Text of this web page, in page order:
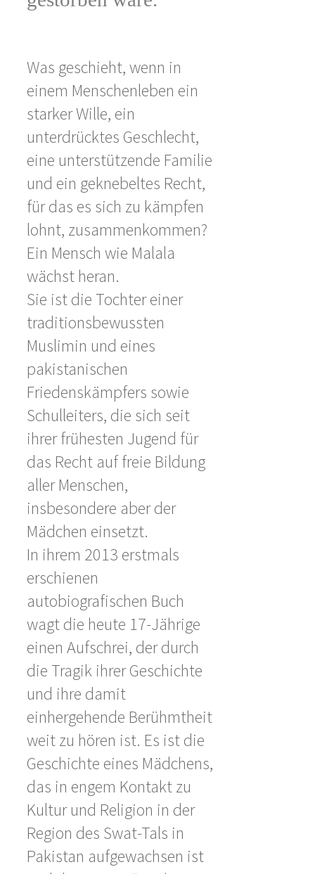
Was geschieht, wenn in
einem Menschenleben ein
starker Wille, ein
unterdrücktes Geschlecht,
eine unterstützende Familie
und ein geknebeltes Recht,
für das es sich zu kämpfen
lohnt, zusammenkommen?
Ein Mensch wie Malala
wächst heran.
Sie ist die Tochter einer
traditionsbewussten
Muslimin und eines
pakistanischen
Friedenskämpfers sowie
Schulleiters, die sich seit
ihrer frühesten Jugend für
das Recht auf freie Bildung
aller Menschen,
insbesondere aber der
Mädchen einsetzt.
In ihrem 2013 erstmals
erschienen
autobiografischen Buch
wagt die heute 17-Jährige
einen Aufschrei, der durch
die Tragik ihrer Geschichte
und ihre damit
einhergehende Berühmtheit
weit zu hören ist. Es ist die
Geschichte eines Mädchens,
das in engem Kontakt zu
Kultur und Religion in der
Region des Swat-Tals in
Pakistan aufgewachsen ist